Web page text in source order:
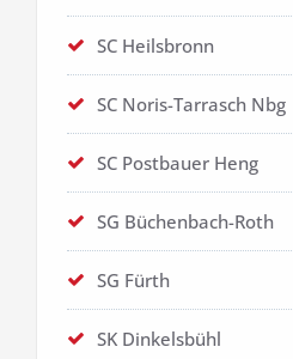
SC Heilsbronn
SC Noris-Tarrasch Nbg
SC Postbauer Heng
SG Büchenbach-Roth
SG Fürth
SK Dinkelsbühl